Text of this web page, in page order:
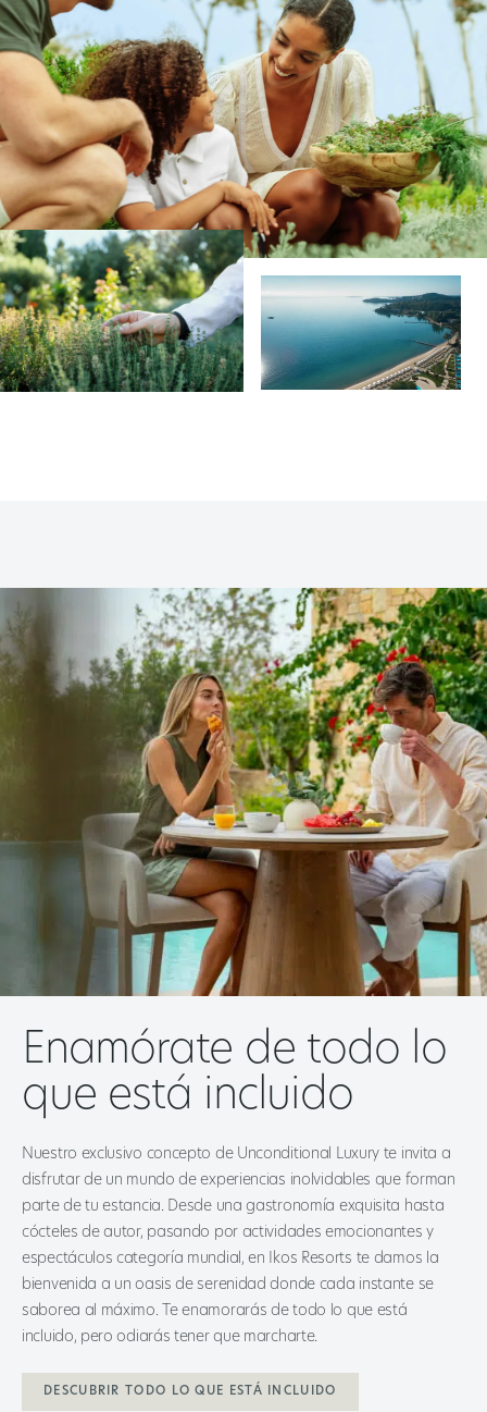
Enamórate de todo lo
que está incluido
Nuestro exclusivo concepto de Unconditional Luxury te invita a
disfrutar de un mundo de experiencias inolvidables que forman
parte de tu estancia. Desde una gastronomía exquisita hasta
cócteles de autor, pasando por actividades emocionantes y
espectáculos categoría mundial, en Ikos Resorts te damos la
bienvenida a un oasis de serenidad donde cada instante se
saborea al máximo. Te enamorarás de todo lo que está
incluido, pero odiarás tener que marcharte.
DESCUBRIR TODO LO QUE ESTÁ INCLUIDO